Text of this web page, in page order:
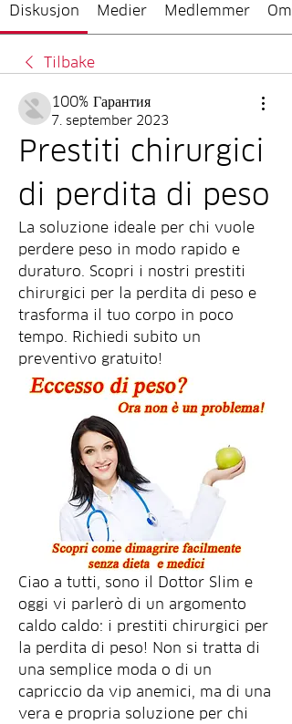
Diskusjon Medier Medlemmer Om
Tilbake
100% Гарантия
7. september 2023
Prestiti chirurgici
di perdita di peso
La soluzione ideale per chi vuole
perdere peso in modo rapido e
duraturo. Scopri i nostri prestiti
chirurgici per la perdita di peso e
trasforma il tuo corpo in poco
tempo. Richiedi subito un
preventivo gratuito!
Ciao a tutti, sono il Dottor Slim e
oggi vi parlerò di un argomento
caldo caldo: i prestiti chirurgici per
la perdita di peso! Non si tratta di
una semplice moda o di un
capriccio da vip anemici, ma di una
vera e propria soluzione per chi